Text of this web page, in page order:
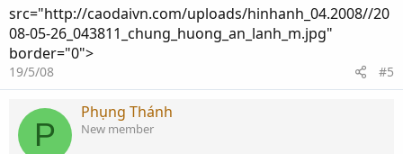
src="http://caodaivn.com/uploads/hinhanh_04.2008//20
08-05-26_043811_chung_huong_an_lanh_m.jpg"
border="0">
19/5/08 #5
P
Phụng Thánh
New member